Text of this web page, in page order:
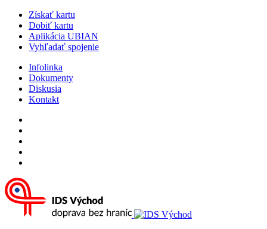
Získať kartu
Dobiť kartu
Aplikácia UBIAN
Vyhľadať spojenie
Infolinka
Dokumenty
Diskusia
Kontakt